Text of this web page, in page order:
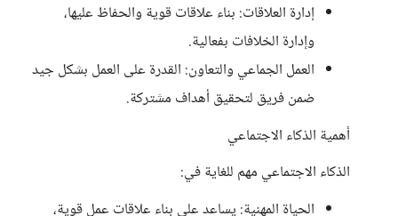
​إدارة العلاقات: بناء علاقات قوية والحفاظ عليها،
وإدارة الخلافات بفعالية.
​العمل الجماعي والتعاون: القدرة على العمل بشكل جيد
ضمن فريق لتحقيق أهداف مشتركة.
​أهمية الذكاء الاجتماعي
​الذكاء الاجتماعي مهم للغاية في:
​الحياة المهنية: يساعد على بناء علاقات عمل قوية،